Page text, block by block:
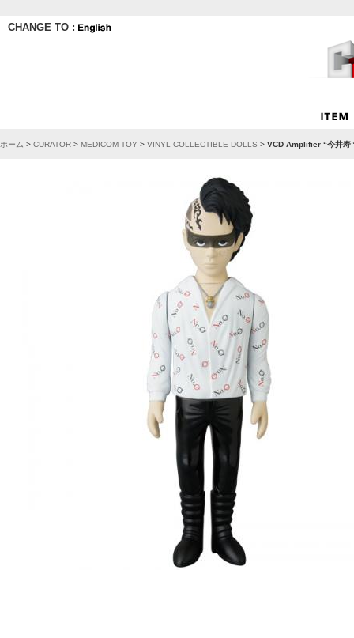
CHANGE TO :
ホーム > CURATOR > MEDICOM TOY > VINYL COLLECTIBLE DOLLS > VCD Amplifier “今井寿”